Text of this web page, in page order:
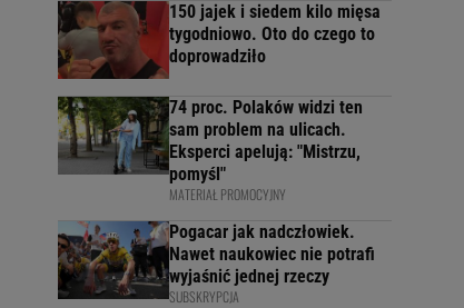
150 jajek i siedem kilo mięsa
tygodniowo. Oto do czego to
doprowadziło
74 proc. Polaków widzi ten
sam problem na ulicach.
Eksperci apelują: "Mistrzu,
pomyśl"
MATERIAŁ PROMOCYJNY
Pogacar jak nadczłowiek.
Nawet naukowiec nie potrafi
wyjaśnić jednej rzeczy
SUBSKRYPCJA